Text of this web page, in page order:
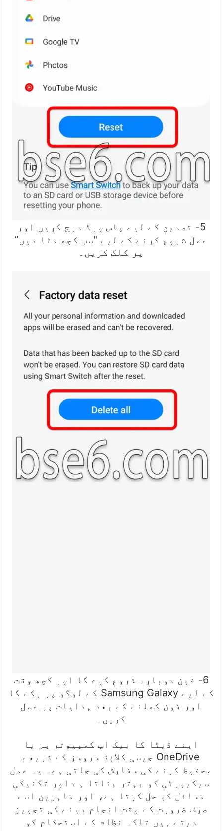
5- تصدیق کے لیے پاس ورڈ درج کریں اور
عمل شروع کرنے کے لیے "سب کچھ مٹا دیں”
پر کلک کریں۔
6- فون دوبارہ شروع کرے گا اور کچھ وقت
کے لیے Samsung Galaxy کے لوگو پر رکے گا
اور فون کھلنے کے بعد ہدایات پر عمل
کریں۔
اپنے ڈیٹا کا بیک اپ کمپیوٹر پر یا
OneDrive جیسی کلاؤڈ سروسز کے ذریعے
محفوظ کرنے کی سفارش کی جاتی ہے۔ یہ عمل
سیکیورٹی کو بہتر بناتا ہے اور تکنیکی
مسائل کو حل کرتا ہے، اور ماہرین اسے
صرف ضرورت کے وقت انجام دینے کی تجویز
دیتے ہیں تاکہ نظام کے استحکام کو